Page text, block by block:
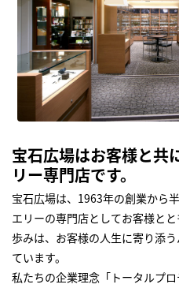
宝石広場はお客様と共
リー専門店です。
宝石広場は、1963年の創業から
エリーの専門店としてお客様と
歩みは、お客様の人生に寄り添
ています。
私たちの企業理念「トータルプ